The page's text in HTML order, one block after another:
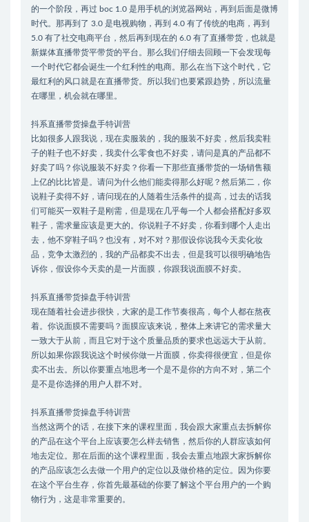
的一个阶段，再过 boc 1.0 是用手机的浏览器网站，再到后面是微博
时代。那再到了 3.0 是电视购物，再到 4.0 有了传统的电商，再到
5.0 有了社交电商平台，然后再到现在的 6.0 有了直播带货，也就是
新媒体直播带货平带货的平台。那么我们仔细去回顾一下会发现每
一个时代它都会诞生一个红利性的电商。那么在当下这个时代，它
最红利的风口就是在直播带货。所以我们也要紧跟趋势，所以流量
在哪里，机会就在哪里。
抖系直播带货操盘手特训营
比如很多人跟我说，现在卖服装的，我的服装不好卖，然后我卖鞋
子的鞋子也不好卖，我卖什么零食也不好卖，请问是真的产品都不
好卖了吗？你说服装不好卖？你看一下那些直播带货的一场销售额
上亿的比比皆是。请问为什么他们能卖得那么好呢？然后第二，你
说鞋子卖得不好，请问现在的人随着生活条件的提高，过去的话我
们可能买一双鞋子是刚需，但是现在几乎每一个人都会搭配好多双
鞋子，需求量应该是更大的。你说鞋子不好卖，你看到哪个人走出
去，他不穿鞋子吗？也没有，对不对？那假设你说我今天卖化妆
品，竞争太激烈的，我的产品都卖不出去，但是我可以很明确地告
诉你，假设你今天卖的是一片面膜，你跟我说面膜不好卖。
抖系直播带货操盘手特训营
现在随着社会进步很快，大家的是工作节奏很高，每个人都在熬夜
着。你说面膜不需要吗？面膜应该来说，整体上来讲它的需求量大
一致大于从前，而且它对于这个质量品质的要求也远远大于从前。
所以如果你跟我说这个时候你做一片面膜，你卖得很便宜，但是你
卖不出去。所以你要重点地思考一个是不是你的方向不对，第二个
是不是你选择的用户人群不对。
抖系直播带货操盘手特训营
当然这两个的话，在接下来的课程里面，我会跟大家重点去拆解你
的产品在这个平台上应该要怎么样去销售，然后你的人群应该如何
地去定位。那在后面的这个课程里面，我会去重点地跟大家拆解你
的产品应该怎么去做一个用户的定位以及做价格的定位。因为你要
在这个平台生存，你首先最基础的你要了解这个平台用户的一个购
物行为，这是非常重要的。